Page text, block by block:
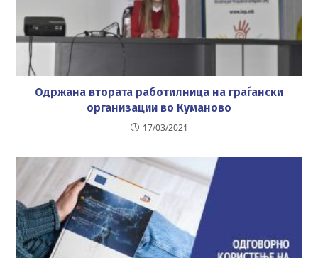
Одржана втората работилница на граѓански
организации во Куманово
17/03/2021